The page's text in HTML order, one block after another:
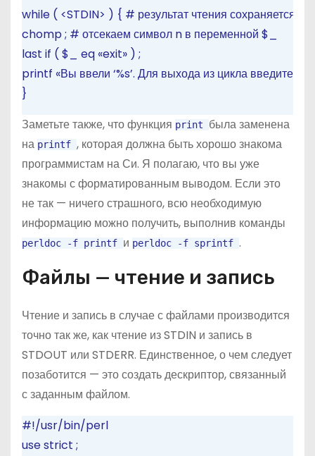
while ( <STDIN> ) { # результат чтения сохраняется
chomp ; # отсекаем символ n в переменной $_
last if ( $_ eq «exit» ) ;
printf «Вы ввели ‘%s’. Для выхода из цикла введите
}
Заметьте также, что функция print была заменена
на printf , которая должна быть хорошо знакома
программистам на Си. Я полагаю, что вы уже
знакомы с форматированным выводом. Если это
не так — ничего страшного, всю необходимую
информацию можно получить, выполнив команды
perldoc -f printf и perldoc -f sprintf .
Файлы — чтение и запись
Чтение и запись в случае с файлами производится
точно так же, как чтение из STDIN и запись в
STDOUT или STDERR. Единственное, о чем следует
позаботится — это создать дескриптор, связанный
с заданным файлом.
#!/usr/bin/perl
usestrict ;